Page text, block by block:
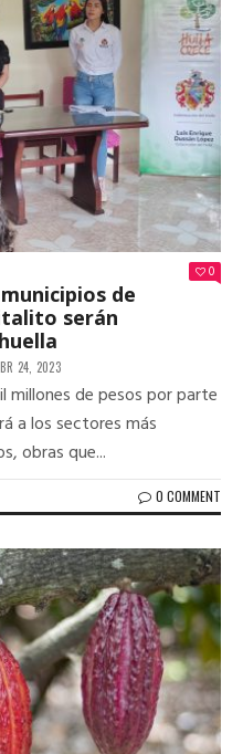
0
de
serán
24, 2023
millones de pesos por parte
a los sectores más
obras que...
0 COMMENT